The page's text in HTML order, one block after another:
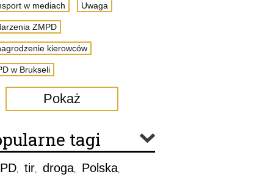
w mediach Uwaga
ZMPD
kierowców
w Brukseli
Pokaż
tagi
, tir, droga, Polska,